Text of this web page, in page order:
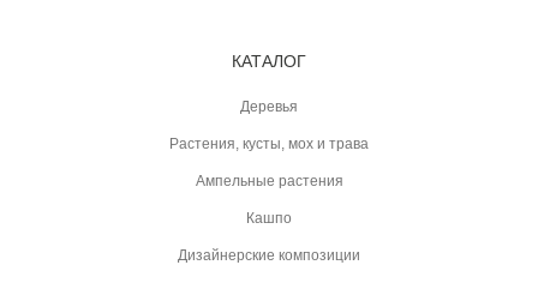
КАТАЛОГ
Деревья
Растения, кусты, мох и трава
Ампельные растения
Кашпо
Дизайнерские композиции